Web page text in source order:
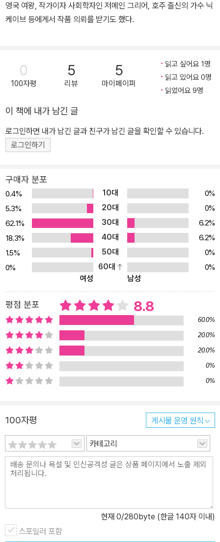
영국 여왕, 작가이자 사회학자인 저메인 그리어, 호주 출신의 가수 닉
케이브 등에게서 작품 의뢰를 받기도 했다.
0
100자평
5
리뷰
5
마이페이퍼
읽고 싶어요 1명
읽고 있어요 0명
읽었어요 9명
이 책에 내가 남긴 글
로그인하면 내가 남긴 글과 친구가 남긴 글을 확인할 수 있습니다.
로그인하기
구매자 분포
0.4% 10대
0%
5.3%
20대
0%
62.1%
30대
6.2%
18.3%
40대
6.2%
1.5%
50대
0%
0%
60대
0%
여성
남성
평점 분포 8.8
60.0%
20.0%
20.0%
0%
0%
100자평 게시물 운영 원칙
카테고리
현재 0/280byte (한글 140자 이내)
스포일러 포함